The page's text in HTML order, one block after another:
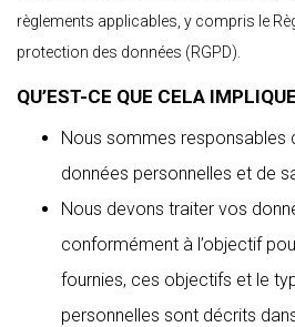
règlements applicables, y compris le
protection des données (RGPD).
QU’EST-CE QUE CELA
Nous sommes responsables
données personnelles et de
Nous devons traiter vos
conformément à l’objectif
fournies, ces objectifs et le
personnelles sont décrits